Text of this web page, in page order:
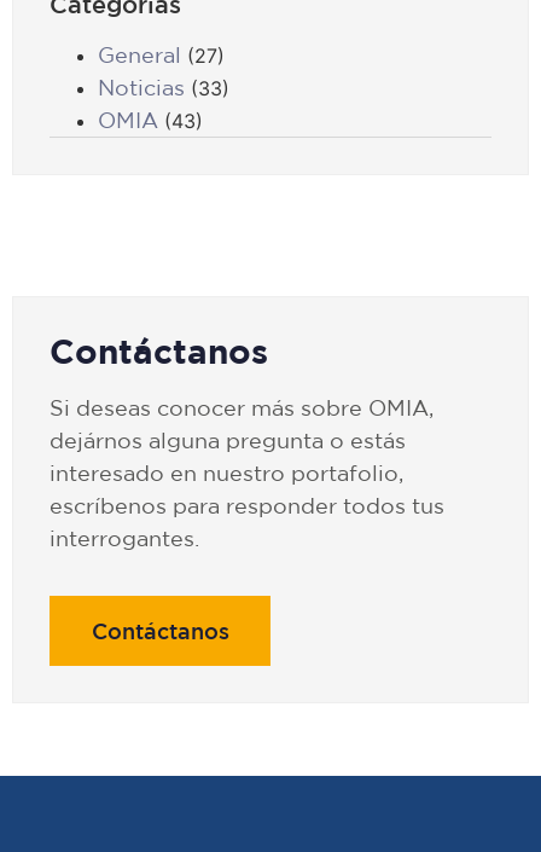
General (27)
Noticias (33)
OMIA (43)
Contáctanos
Si deseas conocer más sobre OMIA,
dejárnos alguna pregunta o estás
interesado en nuestro portafolio,
escríbenos para responder todos tus
interrogantes.
Contáctanos